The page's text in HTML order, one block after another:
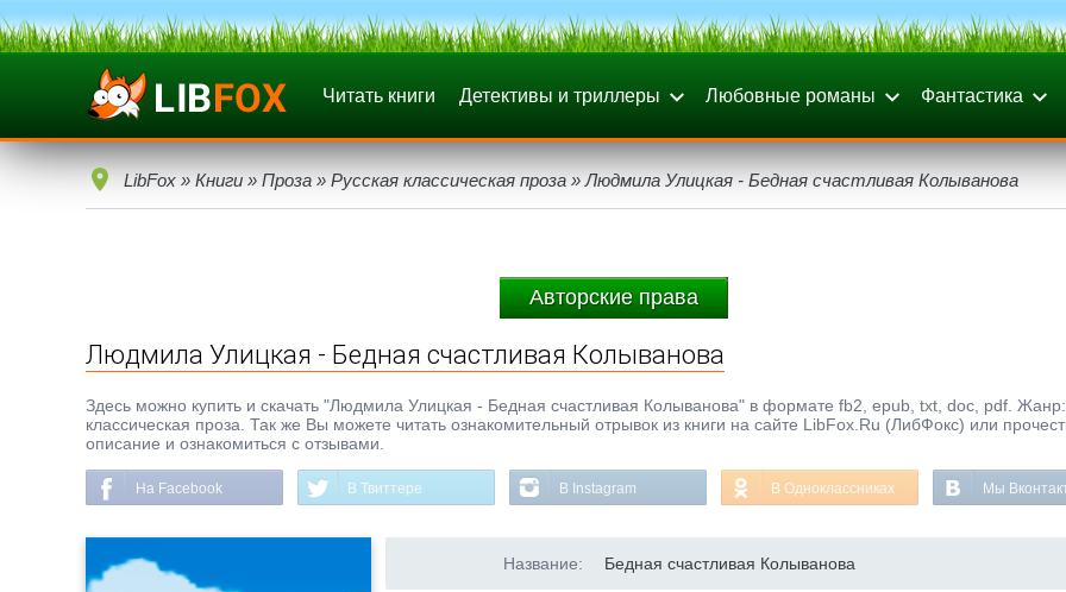
Читать книги Детективы и триллеры Любовные романы Фантастика
LibFox » Книги » Проза » Русская классическая проза » Людмила Улицкая - Бедная счастливая Колыванова
Авторские права
Людмила Улицкая - Бедная счастливая Колыванова
Здесь можно купить и скачать "Людмила Улицкая - Бедная счастливая Колыванова" в формате fb2, epub, txt, doc, pdf. Жанр:
классическая проза. Так же Вы можете читать ознакомительный отрывок из книги на сайте LibFox.Ru (ЛибФокс) или
описание и ознакомиться с отзывами.
На Facebook В Твиттере В Instagram В Одноклассниках Мы
Название: Бедная счастливая Колыванова